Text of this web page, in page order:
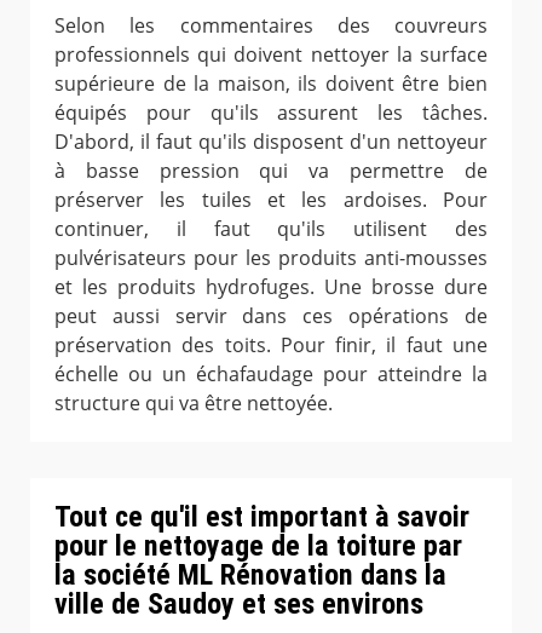
Selon les commentaires des couvreurs
professionnels qui doivent nettoyer la surface
supérieure de la maison, ils doivent être bien
équipés pour qu'ils assurent les tâches.
D'abord, il faut qu'ils disposent d'un nettoyeur
à basse pression qui va permettre de
préserver les tuiles et les ardoises. Pour
continuer, il faut qu'ils utilisent des
pulvérisateurs pour les produits anti-mousses
et les produits hydrofuges. Une brosse dure
peut aussi servir dans ces opérations de
préservation des toits. Pour finir, il faut une
échelle ou un échafaudage pour atteindre la
structure qui va être nettoyée.
Tout ce qu'il est important à savoir
pour le nettoyage de la toiture par
la société ML Rénovation dans la
ville de Saudoy et ses environs